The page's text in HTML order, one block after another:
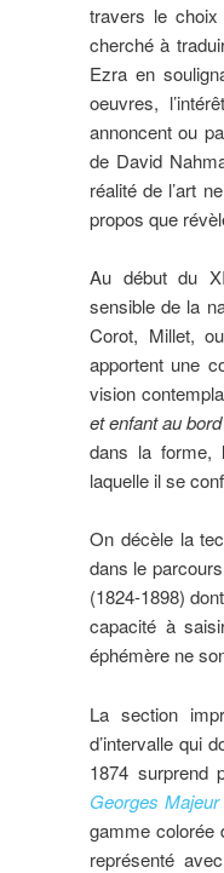
travers le choix
cherché à
Ezra en
oeuvres,
annoncent ou
de David
réalité de l’art
propos que
Au début du
sensible de la
Corot, Millet,
apportent une
vision
et enfant au
dans la forme,
laquelle il se
On décèle la
dans le
(1824-1898)
capacité à
éphémère ne
La section
d’intervalle qui
1874 surprend
Georges Majeur
gamme colorée
représenté